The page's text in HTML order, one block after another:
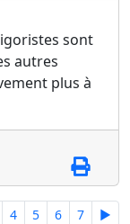
sont
autres
plus à
4 5 6 7 ►